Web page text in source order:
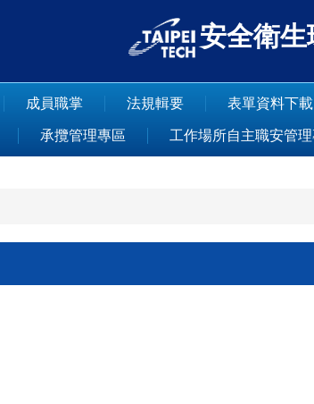
安全衛
成員職掌 法規輯要 表單資料下載
承攬管理專區 工作場所自主職安管